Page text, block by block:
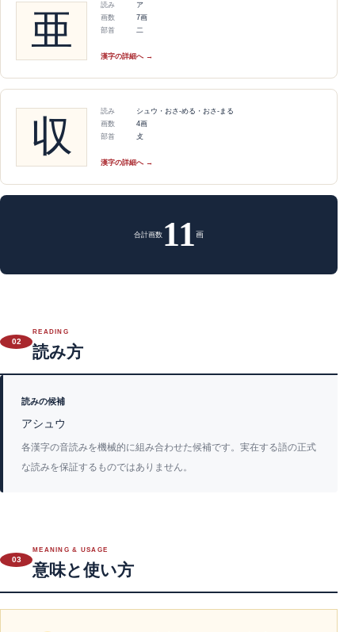
亜
読み
ア
画数
7画
部首
二
漢字の詳細へ →
収
読み
シュウ・おさ-める・おさ-まる
画数
4画
部首
攴
漢字の詳細へ →
合計画数 11画
02
READING
読み方
読みの候補
アシュウ
各漢字の音読みを機械的に組み合わせた候補です。実在する語の正式
な読みを保証するものではありません。
03
MEANING & USAGE
意味と使い方